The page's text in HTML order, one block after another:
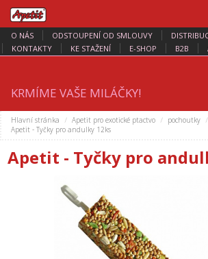
O NÁS ODSTOUPENÍ OD SMLOUVY
KONTAKTY
KE STAŽENÍ E-SHOP B2B
KRMÍME VAŠE MILÁČKY!
Hlavní stránka Apetit pro exotické ptactvo
pochoutky
Apetit - Tyčky pro andulky 12ks
Apetit - Tyčky pro